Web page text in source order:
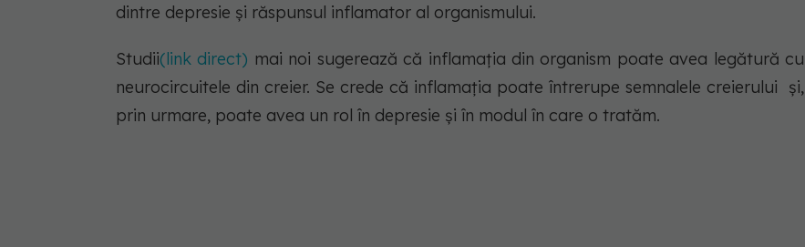
dintre depresie și răspunsul inflamator al organismului.
Studii(link direct) mai noi sugerează că inflamația din organism poate avea legătură cu
neurocircuitele din creier. Se crede că inflamația poate întrerupe semnalele creierului și,
prin urmare, poate avea un rol în depresie și în modul în care o tratăm.